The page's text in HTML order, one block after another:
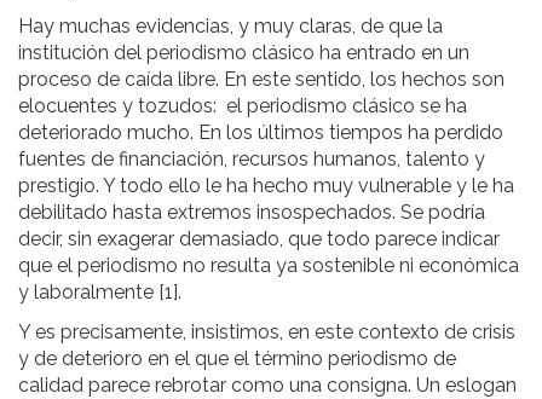
Hay muchas evidencias, y muy claras, de que la
institución del periodismo clásico ha entrado en un
proceso de caída libre. En este sentido, los hechos son
elocuentes y tozudos: el periodismo clásico se ha
deteriorado mucho. En los últimos tiempos ha perdido
fuentes de financiación, recursos humanos, talento y
prestigio. Y todo ello le ha hecho muy vulnerable y le ha
debilitado hasta extremos insospechados. Se podría
decir, sin exagerar demasiado, que todo parece indicar
que el periodismo no resulta ya sostenible ni económica
y laboralmente [1].
Y es precisamente, insistimos, en este contexto de crisis
y de deterioro en el que el término periodismo de
calidad parece rebrotar como una consigna. Un eslogan